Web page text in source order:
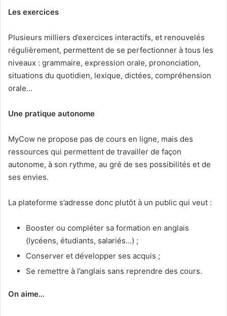
Les exercices
Plusieurs milliers d’exercices interactifs, et renouvelés
régulièrement, permettent de se perfectionner à tous les
niveaux : grammaire, expression orale, prononciation,
situations du quotidien, lexique, dictées, compréhension
orale…
Une pratique autonome
MyCow ne propose pas de cours en ligne, mais des
ressources qui permettent de travailler de façon
autonome, à son rythme, au gré de ses possibilités et de
ses envies.
La plateforme s’adresse donc plutôt à un public qui veut :
Booster ou compléter sa formation en anglais
(lycéens, étudiants, salariés…) ;
Conserver et développer ses acquis ;
Se remettre à l’anglais sans reprendre des cours.
On aime…